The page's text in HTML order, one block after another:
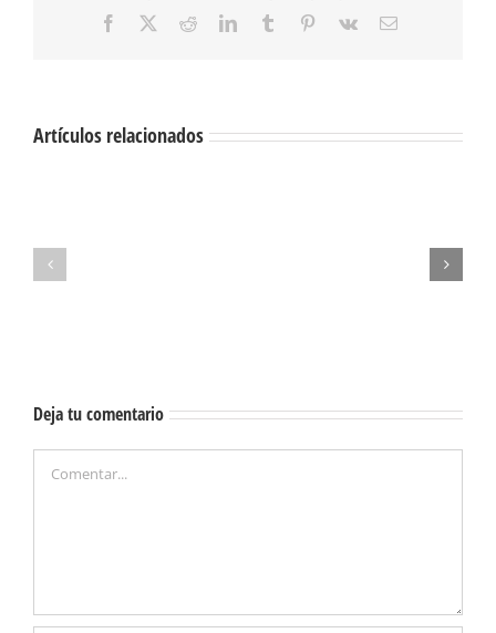
Facebook RedditLinkedInTumblr Pinterest
Vk
Correo
Artículos relacionados
Deja tu comentario